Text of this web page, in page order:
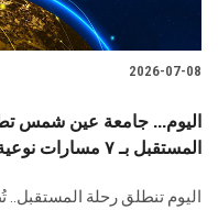
2026-07-08
اليوم... جامعة عين شمس
المستقبل بـ ٧ مسارات نوعية مع ستيب أب
اليوم تنطلق رحلة